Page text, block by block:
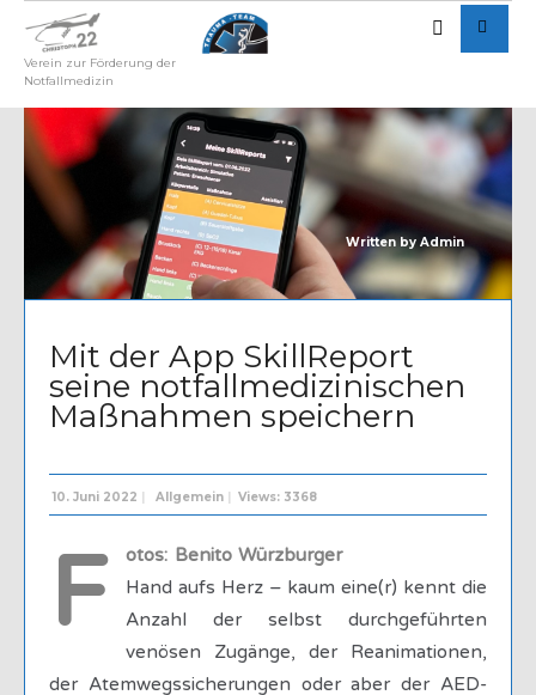
Verein zur Förderung der
Notfallmedizin
Written by Admin
Mit der App SkillReport
seine notfallmedizinischen
Maßnahmen speichern
10. Juni 2022 | Allgemein | Views: 3368
F
otos: Benito Würzburger
Hand aufs Herz – kaum eine(r) kennt die
Anzahl der selbst durchgeführten
venösen Zugänge, der Reanimationen,
der Atemwegssicherungen oder aber der AED-